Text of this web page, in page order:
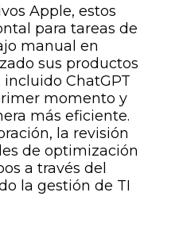
Apple, estos
para tareas de
manual en
sus productos
ChatGPT
momento y
más eficiente.
la revisión
de optimización
a través del
la gestión de TI